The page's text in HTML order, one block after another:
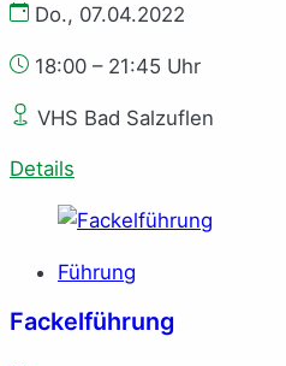
Do., 07.04.2022
18:00 – 21:45 Uhr
VHS Bad Salzuflen
Details
Führung
Fackelführung